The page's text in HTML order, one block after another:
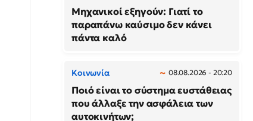
Μηχανικοί εξηγούν: Γιατί το
παραπάνω καύσιμο δεν κάνει
πάντα καλό
Κοινωνία 08.08.2026 - 20:20
Ποιό είναι το σύστημα ευστάθειας
που άλλαξε την ασφάλεια των
αυτοκινήτων;